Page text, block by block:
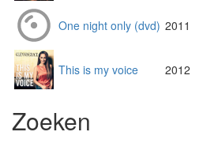
One night only (dvd) 2011
This is my voice 2012
Zoeken